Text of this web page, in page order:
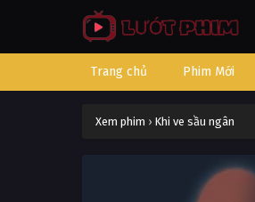
Trang chủ Phim Mới
Xem phim › Khi ve sầu ngân